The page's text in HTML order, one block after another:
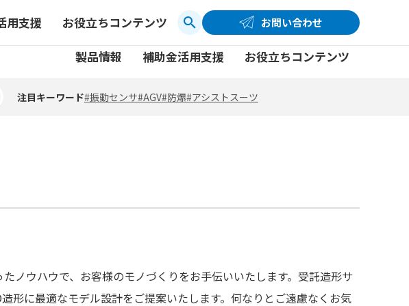
お問い合わせ
ら探す 製品一覧
ップ製品
用支援
ヘルプデスク
お役立ちコンテンツ
画でわかる取扱製品 社員ブログ
注目キーワード#振動センサ#AGV#防爆#アシストスーツ
コーポレートサイト お問い合わせ
製品情報
ら探す 製品一覧
補助金活用支援
ヘルプデスク
お役立ちコンテンツ
画でわかる取扱製品 社員ブログ
注目キーワード#振動センサ#AGV#防爆#アシストスーツ
ノウハウで、お客様のモノづくりをお手伝いいたします。受託造形サ
形に最適なモデル設計をご提案いたします。何なりとご遠慮なくお気